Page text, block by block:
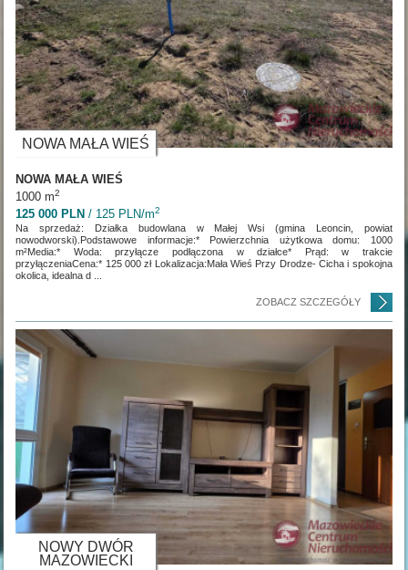
NOWA MAŁA WIEŚ
NOWA MAŁA WIEŚ
1000 m2
125 000 PLN / 125 PLN/m2
Na sprzedaż: Działka budowlana w Małej Wsi (gmina Leoncin, powiat
nowodworski).Podstawowe informacje:* Powierzchnia użytkowa domu: 1000
m²Media:* Woda: przyłącze podłączona w działce* Prąd: w trakcie
przyłączeniaCena:* 125 000 zł Lokalizacja:Mała Wieś Przy Drodze- Cicha i spokojna
okolica, idealna d ...
ZOBACZ SZCZEGÓŁY
NOWY DWÓR
MAZOWIECKI